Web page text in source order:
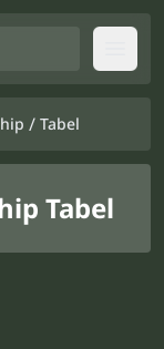
/ Tabel
Tabel